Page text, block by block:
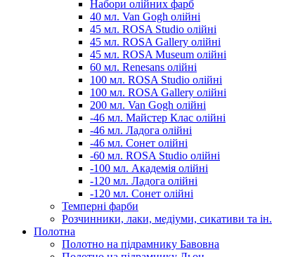
Набори олійних фарб
40 мл. Van Gogh олійні
45 мл. ROSA Studio олійні
45 мл. ROSA Gallery олійні
45 мл. ROSA Museum олійні
60 мл. Renesans олійні
100 мл. ROSA Studio олійні
100 мл. ROSA Gallery олійні
200 мл. Van Gogh олійні
-46 мл. Майстер Клас олійні
-46 мл. Ладога олійні
-46 мл. Сонет олійні
-60 мл. ROSA Studio олійні
-100 мл. Академія олійні
-120 мл. Ладога олійні
-120 мл. Сонет олійні
Темперні фарби
Розчинники, лаки, медіуми, сикативи та ін.
Полотна
Полотно на підрамнику Бавовна